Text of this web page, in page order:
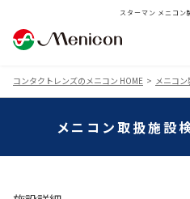
スターマン メニコン
コンタクトレンズのメニコン HOME メニコ
メニコン取扱施設